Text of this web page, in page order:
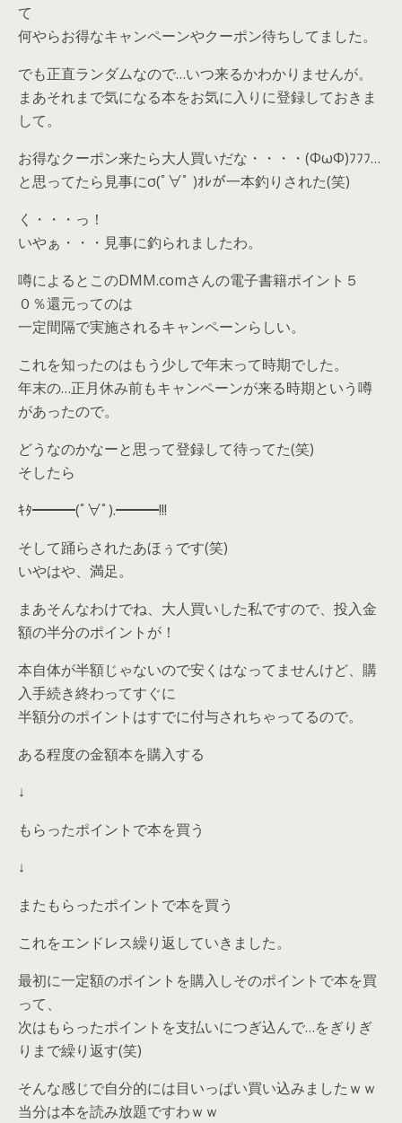
て
何やらお得なキャンペーンやクーポン待ちしてました。
でも正直ランダムなので…いつ来るかわかりませんが。
まあそれまで気になる本をお気に入りに登録しておきま
して。
お得なクーポン来たら大人買いだな・・・・(ΦωΦ)ﾌﾌﾌ…
と思ってたら見事にσ(ﾟ∀ﾟ )ｵﾚが一本釣りされた(笑)
く・・・っ！
いやぁ・・・見事に釣られましたわ。
噂によるとこのDMM.comさんの電子書籍ポイント５
０％還元ってのは
一定間隔で実施されるキャンペーンらしい。
これを知ったのはもう少しで年末って時期でした。
年末の…正月休み前もキャンペーンが来る時期という噂
があったので。
どうなのかなーと思って登録して待ってた(笑)
そしたら
ｷﾀ━━━(ﾟ∀ﾟ).━━━!!!
そして踊らされたあほぅです(笑)
いやはや、満足。
まあそんなわけでね、大人買いした私ですので、投入金
額の半分のポイントが！
本自体が半額じゃないので安くはなってませんけど、購
入手続き終わってすぐに
半額分のポイントはすでに付与されちゃってるので。
ある程度の金額本を購入する
↓
もらったポイントで本を買う
↓
またもらったポイントで本を買う
これをエンドレス繰り返していきました。
最初に一定額のポイントを購入しそのポイントで本を買
って、
次はもらったポイントを支払いにつぎ込んで…をぎりぎ
りまで繰り返す(笑)
そんな感じで自分的には目いっぱい買い込みましたｗｗ
当分は本を読み放題ですわｗｗ